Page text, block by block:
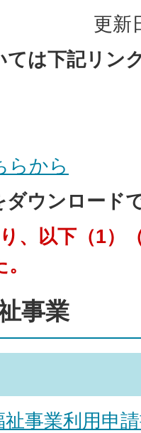
更新
ては下記リン
らから
ダウンロード
、以下（1）
事業
祉事業利用申